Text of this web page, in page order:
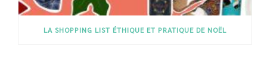
LA SHOPPING LIST ÉTHIQUE ET PRATIQUE DE NOËL